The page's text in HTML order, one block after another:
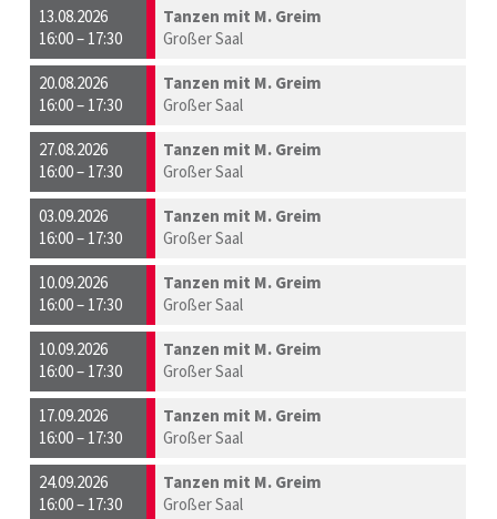
13.08.2026
16:00 – 17:30
Tanzen mit M. Greim
Großer Saal
20.08.2026
16:00 – 17:30
Tanzen mit M. Greim
Großer Saal
27.08.2026
16:00 – 17:30
Tanzen mit M. Greim
Großer Saal
03.09.2026
16:00 – 17:30
Tanzen mit M. Greim
Großer Saal
10.09.2026
16:00 – 17:30
Tanzen mit M. Greim
Großer Saal
10.09.2026
16:00 – 17:30
Tanzen mit M. Greim
Großer Saal
17.09.2026
16:00 – 17:30
Tanzen mit M. Greim
Großer Saal
24.09.2026
16:00 – 17:30
Tanzen mit M. Greim
Großer Saal